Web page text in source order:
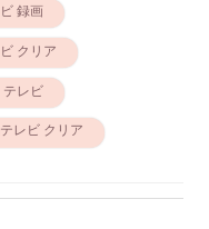
録画
クリア
テレビ
レビ クリア